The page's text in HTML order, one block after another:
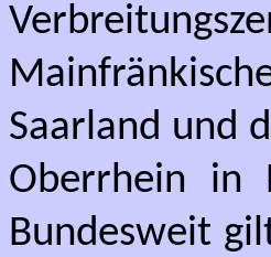
Saarland und
Oberrhein in
Bundesweit